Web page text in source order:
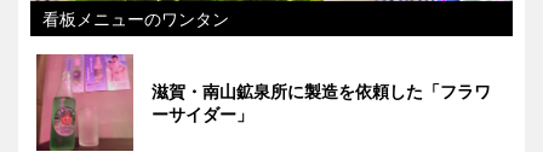
看板メニューのワンタン
滋賀・南山鉱泉所に製造を依頼した「フラワ
ーサイダー」